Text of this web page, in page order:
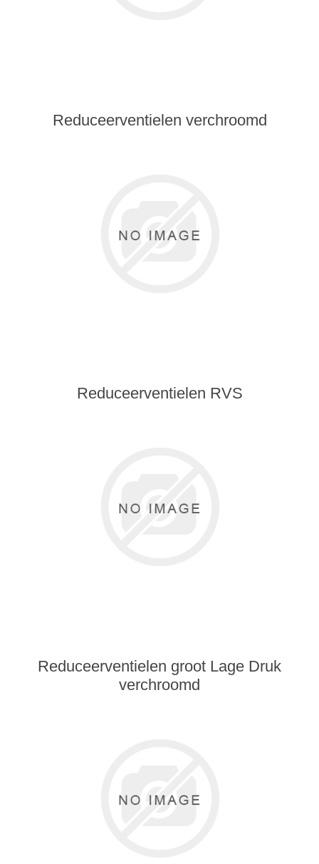
Reduceerventielen verchroomd
Reduceerventielen RVS
Reduceerventielen groot Lage Druk
verchroomd